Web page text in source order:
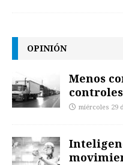
OPINIÓN
Menos
controles
miércoles 29